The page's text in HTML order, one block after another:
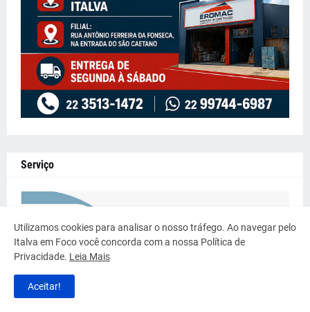
Serviço
Utilizamos cookies para analisar o nosso tráfego. Ao navegar pelo
Italva em Foco você concorda com a nossa Política de
Privacidade. Leia Mais
Aceitar!